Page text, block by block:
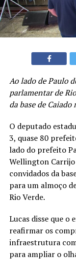
Ao lado de Paulo
parlamentar de
da base de Caiado
O deputado
3, quase 80
lado do prefeito
Wellington Carrijo
convidados da
para um almoço
Rio Verde.
Lucas disse que
reafirmar os
infraestrutura
para ampliar o